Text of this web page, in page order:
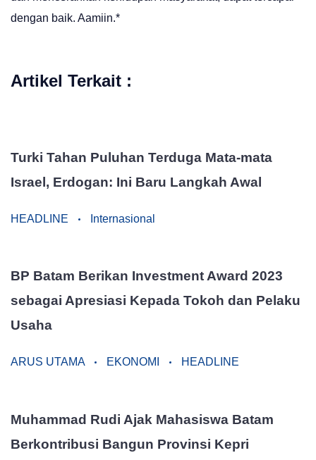
dengan baik. Aamiin.*
Artikel Terkait :
Turki Tahan Puluhan Terduga Mata-mata
Israel, Erdogan: Ini Baru Langkah Awal
HEADLINE Internasional
BP Batam Berikan Investment Award 2023
sebagai Apresiasi Kepada Tokoh dan Pelaku
Usaha
ARUS UTAMA EKONOMI HEADLINE
Muhammad Rudi Ajak Mahasiswa Batam
Berkontribusi Bangun Provinsi Kepri